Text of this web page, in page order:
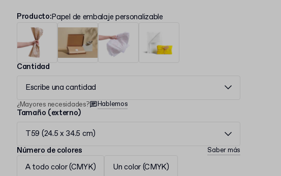
Producto:Papel de embalaje personalizable
Cantidad
Escribe una cantidad
¿Mayores necesidades? Hablemos
Tamaño (externo)
T59 (24.5 x 34.5 cm)
Número de colores
Saber más
A todo color (CMYK) Un color (CMYK)